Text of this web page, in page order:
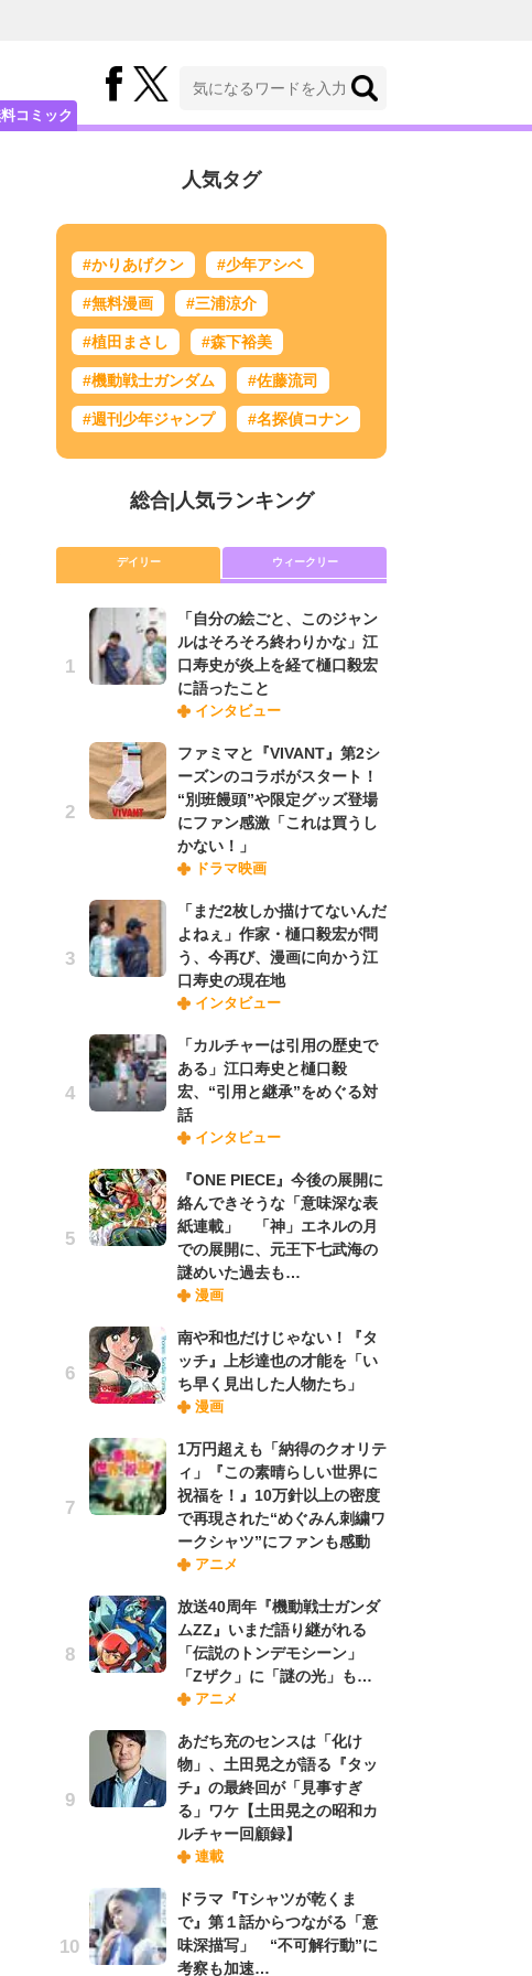
コミック
人気タグ
#かりあげクン #少年アシベ
#無料漫画 #三浦涼介
#植田まさし #森下裕美
#機動戦士ガンダム #佐藤流司
#週刊少年ジャンプ #名探偵コナン
総合| 人気ランキング
デイリー ウィークリー
「自分の絵ごと、このジャン
ルはそろそろ終わりかな」江
口寿史が炎上を経て樋口毅宏
に語ったこと
インタビュー
ファミマと『VIVANT』第2シ
ーズンのコラボがスタート！
“別班饅頭”や限定グッズ登場
にファン感激「これは買うし
かない！」
ドラマ映画
「まだ2枚しか描けてないんだ
よねぇ」作家・樋口毅宏が問
う、今再び、漫画に向かう江
口寿史の現在地
インタビュー
「カルチャーは引用の歴史で
ある」江口寿史と樋口毅
宏、“引用と継承”をめぐる対
話
インタビュー
『ONE PIECE』今後の展開に
絡んできそうな「意味深な表
紙連載」 「神」エネルの月
での展開に、元王下七武海の
謎めいた過去も…
漫画
南や和也だけじゃない！『タ
ッチ』上杉達也の才能を「い
ち早く見出した人物たち」
漫画
1万円超えも「納得のクオリテ
ィ」『この素晴らしい世界に
祝福を！』10万針以上の密度
で再現された“めぐみん刺繍ワ
ークシャツ”にファンも感動
アニメ
放送40周年『機動戦士ガンダ
ムZZ』いまだ語り継がれる
「伝説のトンデモシーン」
「Zザク」に「謎の光」も…
アニメ
あだち充のセンスは「化け
物」、土田晃之が語る『タッ
チ』の最終回が「見事すぎ
る」ワケ【土田晃之の昭和カ
ルチャー回顧録】
連載
ドラマ『Tシャツが乾くま
で』第１話からつながる「意
味深描写」 “不可解行動”に
考察も加速…